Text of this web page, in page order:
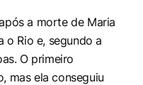
a morte de Maria
o Rio e, segundo a
O primeiro
mas ela conseguiu